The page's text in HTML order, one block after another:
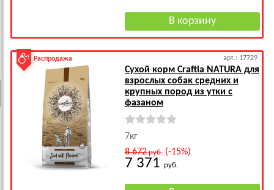
Распродажа арт.: 17729
Сухой корм Craftia NATURA для
взрослых собак средних и
крупных пород из утки с
фазаном
7кг
8 672руб.(-15%)
7 371 руб.